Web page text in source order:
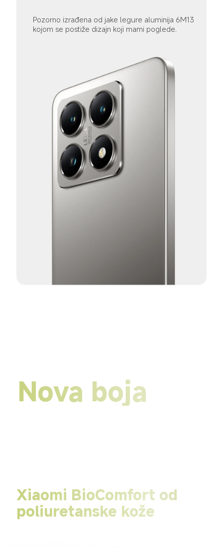
Pozorno izrađena od jake legure aluminija 6M13
kojom se postiže dizajn koji mami poglede.
Nova boja
Xiaomi BioComfort od
poliuretanske kože